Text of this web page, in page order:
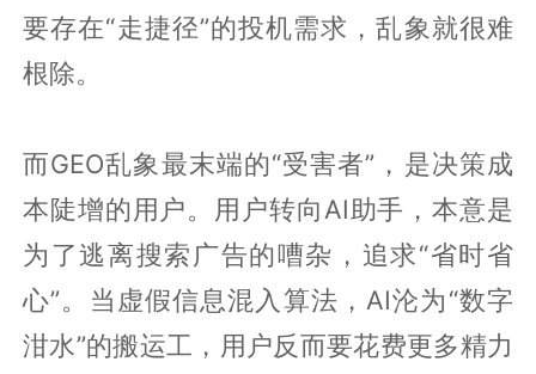
要存在“走捷径”的投机需求，乱象就很难
根除。
而GEO乱象最末端的“受害者”，是决策成
本陡增的用户。用户转向AI助手，本意是
为了逃离搜索广告的嘈杂，追求“省时省
心”。当虚假信息混入算法，AI沦为“数字
泔水”的搬运工，用户反而要花费更多精力